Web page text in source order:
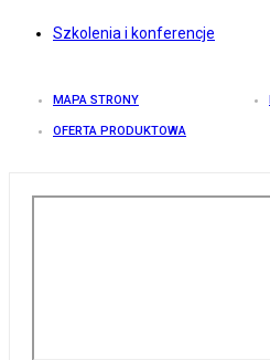
Szkolenia i konferencje
MAPA STRONY
OFERTA PRODUKTOWA